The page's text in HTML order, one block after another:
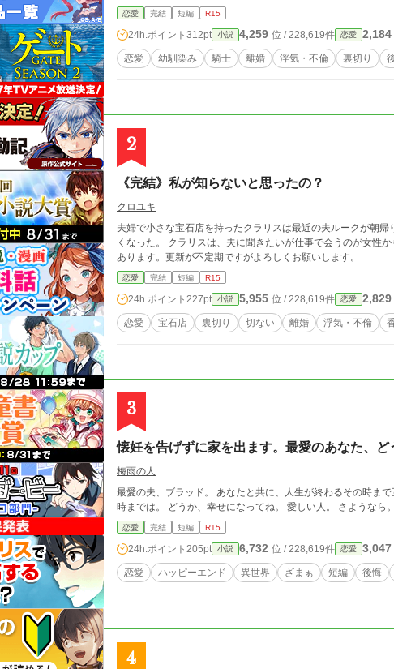
恋愛 完結 短編 R15
24h.ポイント 312pt 小説 4,259 位 / 228,619件 恋愛 2,184
恋愛 幼馴染み 騎士 離婚 浮気・不倫 裏切り
2
《完結》私が知らないと思ったの？
クロユキ
夫婦で小さな宝石店を持ったクラリスは最近の夫ルークが朝
くなった。 クラリスは、夫に聞きたいが仕事で会うのが女性かもし
あります。更新が不定期ですがよろしくお願いします。
恋愛 完結 短編 R15
24h.ポイント 227pt 小説 5,955 位 / 228,619件 恋愛 2,829
恋愛 宝石店 裏切り 切ない 離婚 浮気・不倫
3
懐妊を告げずに家を出ます。最愛のあなた、ど
梅雨の人
最愛の夫、ブラッド。 あなたと共に、人生が終わるその時ま
時までは。 どうか、幸せになってね。 愛しい人。 さようなら。
恋愛 完結 短編 R15
24h.ポイント 205pt 小説 6,732 位 / 228,619件 恋愛 3,047
恋愛 ハッピーエンド 異世界 ざまぁ 短編 後悔
4